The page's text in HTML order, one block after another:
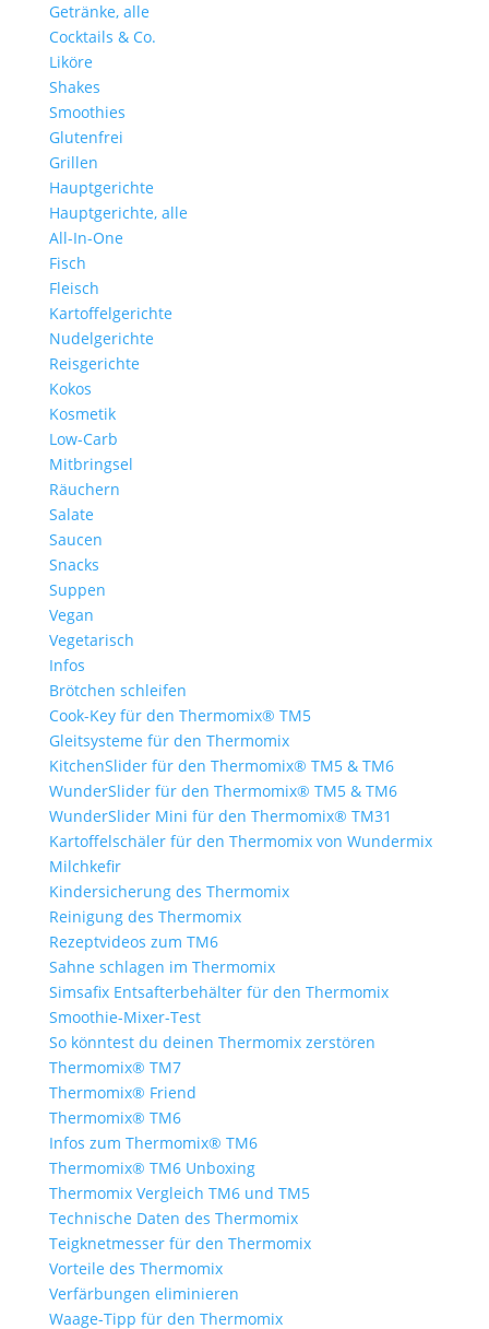
Getränke, alle
Cocktails & Co.
Liköre
Shakes
Smoothies
Glutenfrei
Grillen
Hauptgerichte
Hauptgerichte, alle
All-In-One
Fisch
Fleisch
Kartoffelgerichte
Nudelgerichte
Reisgerichte
Kokos
Kosmetik
Low-Carb
Mitbringsel
Räuchern
Salate
Saucen
Snacks
Suppen
Vegan
Vegetarisch
Infos
Brötchen schleifen
Cook-Key für den Thermomix® TM5
Gleitsysteme für den Thermomix
KitchenSlider für den Thermomix® TM5 & TM6
WunderSlider für den Thermomix® TM5 & TM6
WunderSlider Mini für den Thermomix® TM31
Kartoffelschäler für den Thermomix von Wundermix
Milchkefir
Kindersicherung des Thermomix
Reinigung des Thermomix
Rezeptvideos zum TM6
Sahne schlagen im Thermomix
Simsafix Entsafterbehälter für den Thermomix
Smoothie-Mixer-Test
So könntest du deinen Thermomix zerstören
Thermomix® TM7
Thermomix® Friend
Thermomix® TM6
Infos zum Thermomix® TM6
Thermomix® TM6 Unboxing
Thermomix Vergleich TM6 und TM5
Technische Daten des Thermomix
Teigknetmesser für den Thermomix
Vorteile des Thermomix
Verfärbungen eliminieren
Waage-Tipp für den Thermomix